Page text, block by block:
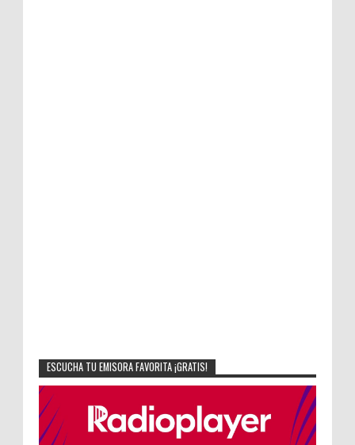
ESCUCHA TU EMISORA FAVORITA ¡GRATIS!